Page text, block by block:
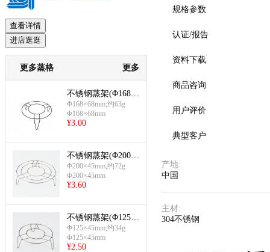
预览
查看详情
进店逛逛
更多蒸格 更多
不锈钢蒸架(Φ168×
68mm)
Φ168×68mm;约63g
Φ168×68mm
¥3.00
不锈钢蒸架(Φ200×
45mm)
Φ200×45mm;约72g
Φ200×45mm
¥3.60
不锈钢蒸架(Φ125×
45mm)
Φ125×45mm;约34g
Φ125×45mm
¥2.50
规格参数
认证/报告
资料下载
商品咨询
用户评价
典型客户
产地:
中国
主材:
304不锈钢